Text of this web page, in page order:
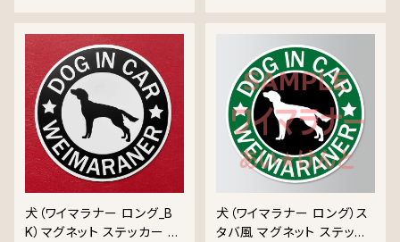
犬（ワイマラナー ロング_B
K）マグネット ステッカー 防
犬（ワイマラナー ロング）ス
タバ風 マグネット ステッカ